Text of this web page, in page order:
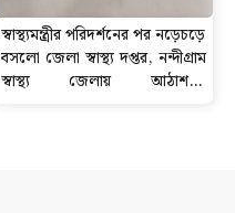
স্বাস্থ্যমন্ত্রীর পরিদর্শনের পর নড়েচড়ে
বসলো জেলা স্বাস্থ্য দপ্তর, নন্দীগ্রাম
স্বাস্থ্য জেলায় আঠাশ-টি